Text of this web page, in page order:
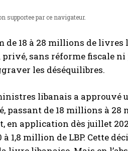
supportee par ce navigateur.
18 à 28 millions de livres
privé, sans réforme fiscale
les déséquilibres.
libanais a
passant de 18 millions à
en application dès juillet
1,8 million de LBP. Cette